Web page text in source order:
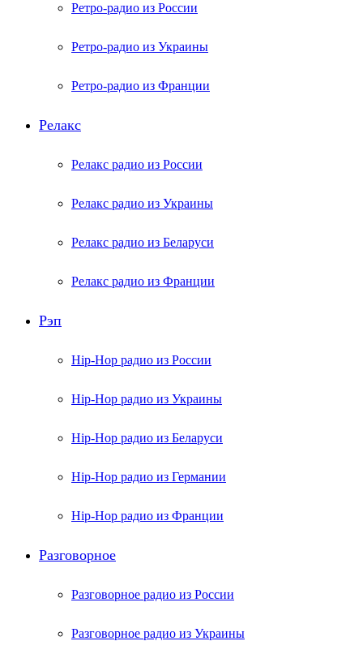
Ретро-радио из России
Ретро-радио из Украины
Ретро-радио из Франции
Релакс
Релакс радио из России
Релакс радио из Украины
Релакс радио из Беларуси
Релакс радио из Франции
Рэп
Hip-Hop радио из России
Hip-Hop радио из Украины
Hip-Hop радио из Беларуси
Hip-Hop радио из Германии
Hip-Hop радио из Франции
Разговорное
Разговорное радио из России
Разговорное радио из Украины